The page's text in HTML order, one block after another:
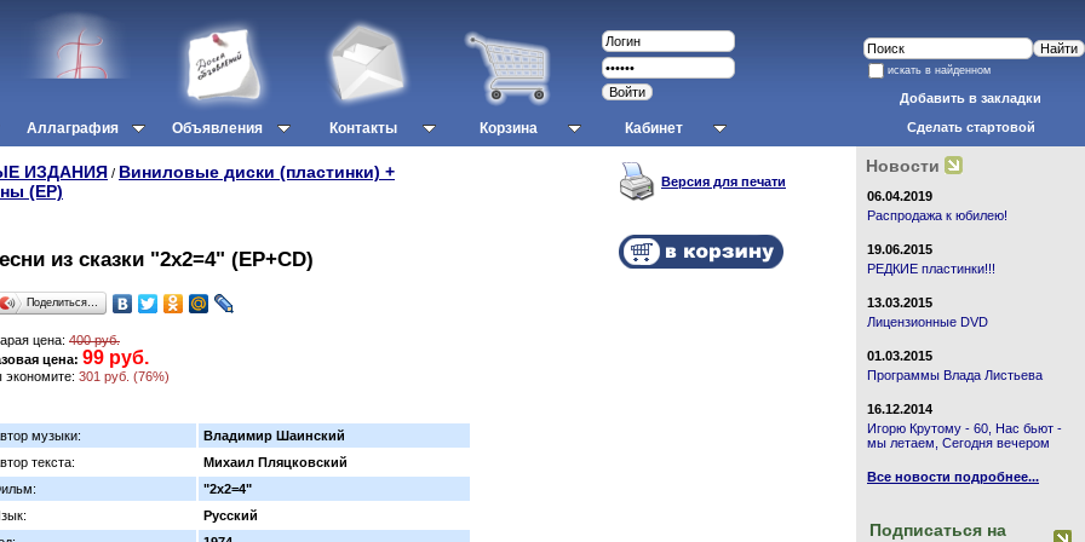
Аллаграфия Объявления Контакты Корзина Кабинет
искать в найденном
Добавить в закладки
Сделать стартовой
ИЗДАНИЯ / Виниловые диски (пластинки) +
(EP) Версия для печати
из сказки "2х2=4" (EP+CD)
Поделиться…
цена: 400 руб.
цена: 99 руб.
экономите: 301 руб. (76%)
музыки:
Владимир Шаинский
текста:
Михаил Пляцковский
"2х2=4"
Русский
Новости
06.04.2019
Распродажа к юбилею!
19.06.2015
РЕДКИЕ пластинки!!!
13.03.2015
Лицензионные DVD
01.03.2015
Программы Влада Листьева
16.12.2014
Игорю Крутому - 60, Нас бьют -
мы летаем, Сегодня вечером
Все новости подробнее...
Подписаться на